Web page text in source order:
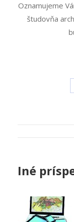
Oznamujeme
študovňa
Post
Iné